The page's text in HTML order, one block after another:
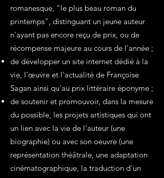
romanesque, "le plus beau roman du
printemps", distinguant un jeune auteur
n'ayant pas encore reçu de prix, ou de
récompense majeure au cours de l'année ;
de développer un site internet dédié à la
vie, l'œuvre et l'actualité de Françoise
Sagan ainsi qu'au prix littéraire éponyme ;
de soutenir et promouvoir, dans la mesure
du possible, les projets artistiques qui ont
un lien avec la vie de l'auteur (une
biographie) ou avec son oeuvre (une
représentation théâtrale, une adaptation
cinématographique, la traduction d'un